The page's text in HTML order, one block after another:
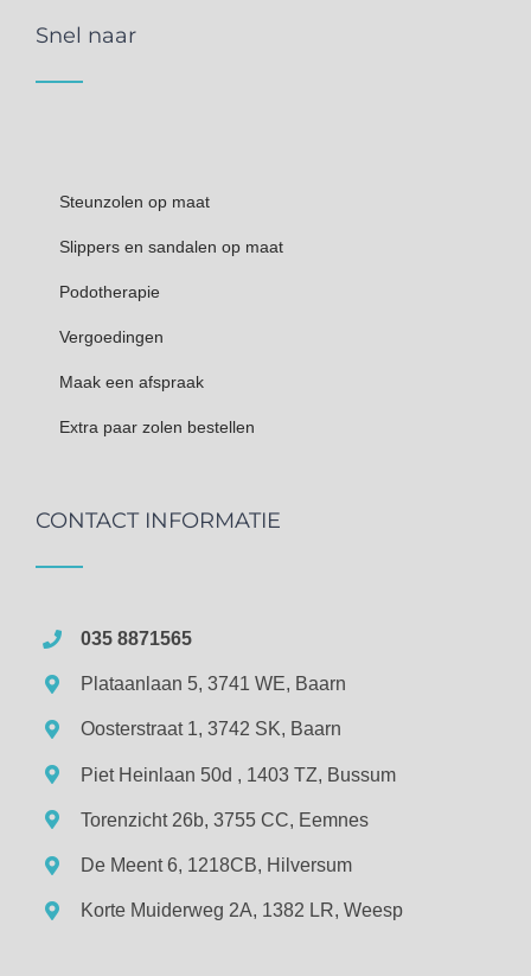
Snel naar
Steunzolen op maat
Slippers en sandalen op maat
Podotherapie
Vergoedingen
Maak een afspraak
Extra paar zolen bestellen
CONTACT INFORMATIE
035 8871565
Plataanlaan 5, 3741 WE, Baarn
Oosterstraat 1, 3742 SK, Baarn
Piet Heinlaan 50d , 1403 TZ, Bussum
Torenzicht 26b, 3755 CC, Eemnes
De Meent 6, 1218CB, Hilversum
Korte Muiderweg 2A, 1382 LR, Weesp